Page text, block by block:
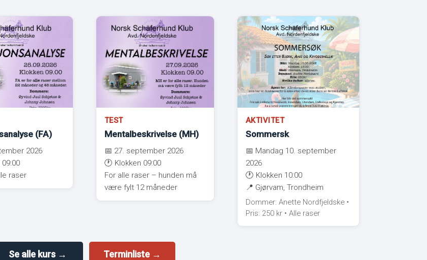
(FA)
2026
raser
TEST
Mentalbeskrivelse (MH)
📅 27. september 2026
🕐 Klokken 09:00
For alle raser – hunden må
være fylt 12 måneder
AKTIVITET
Sommersk
📅 Mandag 10. september
2026
🕐 Klokken 10:00
📍 Gjørvam, Trondheim
Dommer: Anette Nordfjeldske •
Pris: 250 kr • Alle raser
Se alle kurs → Terminliste →